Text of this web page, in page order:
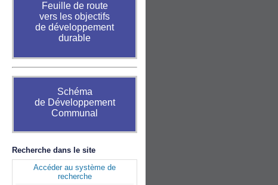
Feuille de route
vers les objectifs
de développement
durable
Schéma
de Développement
Communal
Recherche dans le site
Accéder au système de
recherche